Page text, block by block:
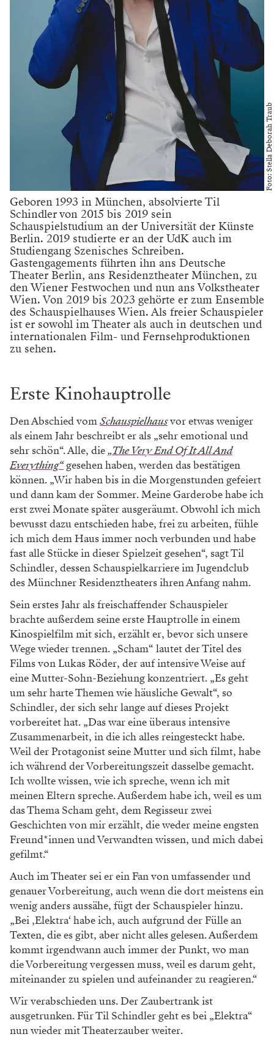
Foto: Stella Deborah Traub
Geboren 1993 in München, absolvierte Til
Schindler von 2015 bis 2019 sein
Schauspielstudium an der Universität der Künste
Berlin. 2019 studierte er an der UdK auch im
Studiengang Szenisches Schreiben.
Gastengagements führten ihn ans Deutsche
Theater Berlin, ans Residenztheater München, zu
den Wiener Festwochen und nun ans Volkstheater
Wien. Von 2019 bis 2023 gehörte er zum Ensemble
des Schauspielhauses Wien. Als freier Schauspieler
ist er sowohl im Theater als auch in deutschen und
internationalen Film- und Fernsehproduktionen
zu sehen.
Erste Kinohauptrolle
Den Abschied vomSchauspielhausvor etwas weniger
als einem Jahr beschreibt er als „sehr emotional und
sehr schön“. Alle, die„The Very End Of It All And
Everything“gesehen haben, werden das bestätigen
können. „Wir haben bis in die Morgenstunden gefeiert
und dann kam der Sommer. Meine Garderobe habe ich
erst zwei Monate später ausgeräumt. Obwohl ich mich
bewusst dazu entschieden habe, frei zu arbeiten, fühle
ich mich dem Haus immer noch verbunden und habe
fast alle Stücke in dieser Spielzeit gesehen“, sagt Til
Schindler, dessen Schauspielkarriere im Jugendclub
des Münchner Residenztheaters ihren Anfang nahm.
Sein erstes Jahr als freischaffender Schauspieler
brachte außerdem seine erste Hauptrolle in einem
Kinospielfilm mit sich, erzählt er, bevor sich unsere
Wege wieder trennen. „Scham“ lautet der Titel des
Films von Lukas Röder, der auf intensive Weise auf
eine Mutter-Sohn-Beziehung konzentriert. „Es geht
um sehr harte Themen wie häusliche Gewalt“, so
Schindler, der sich sehr lange auf dieses Projekt
vorbereitet hat. „Das war eine überaus intensive
Zusammenarbeit, in die ich alles reingesteckt habe.
Weil der Protagonist seine Mutter und sich filmt, habe
ich während der Vorbereitungszeit dasselbe gemacht.
Ich wollte wissen, wie ich spreche, wenn ich mit
meinen Eltern spreche. Außerdem habe ich, weil es um
das Thema Scham geht, dem Regisseur zwei
Geschichten von mir erzählt, die weder meine engsten
Freund*innen und Verwandten wissen, und mich dabei
gefilmt.“
Auch im Theater sei er ein Fan von umfassender und
genauer Vorbereitung, auch wenn die dort meistens ein
wenig anders aussähe, fügt der Schauspieler hinzu.
„Bei ‚Elektra‘ habe ich, auch aufgrund der Fülle an
Texten, die es gibt, aber nicht alles gelesen. Außerdem
kommt irgendwann auch immer der Punkt, wo man
die Vorbereitung vergessen muss, weil es darum geht,
miteinander zu spielen und aufeinander zu reagieren.“
Wir verabschieden uns. Der Zaubertrank ist
ausgetrunken. Für Til Schindler geht es bei „Elektra“
nun wieder mit Theaterzauber weiter.